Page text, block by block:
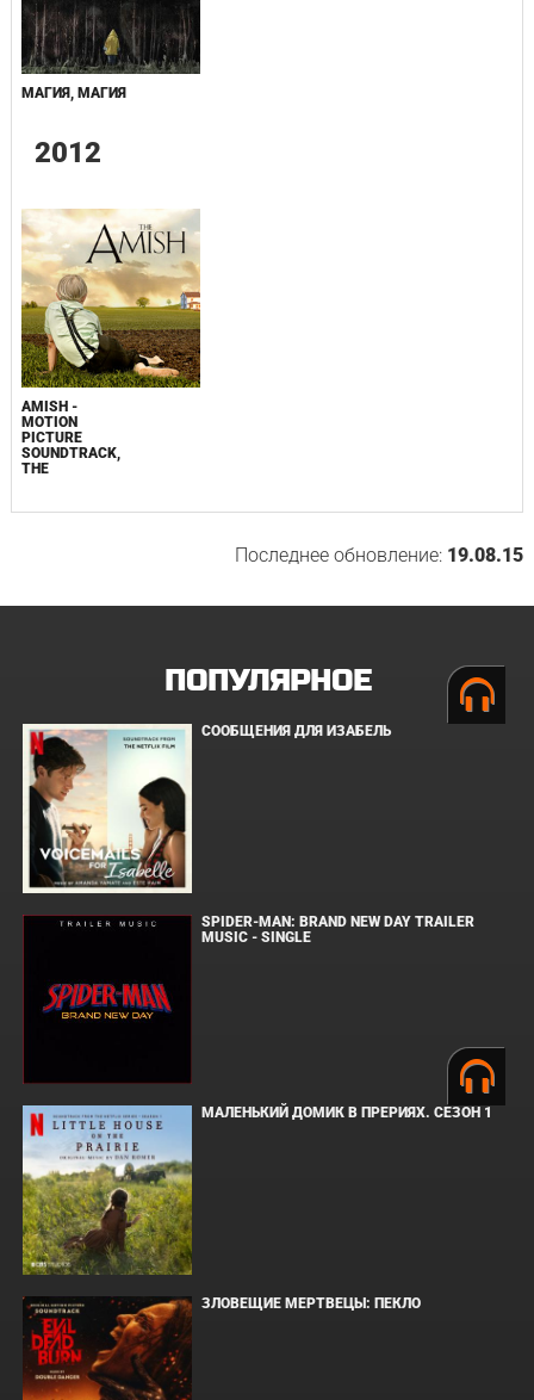
МАГИЯ, МАГИЯ
2012
AMISH -
MOTION
PICTURE
SOUNDTRACK,
THE
Последнее обновление: 19.08.15
ПОПУЛЯРНОЕ
СООБЩЕНИЯ ДЛЯ ИЗАБЕЛЬ
SPIDER-MAN: BRAND NEW DAY TRAILER
MUSIC - SINGLE
МАЛЕНЬКИЙ ДОМИК В ПРЕРИЯХ. СЕЗОН 1
ЗЛОВЕЩИЕ МЕРТВЕЦЫ: ПЕКЛО